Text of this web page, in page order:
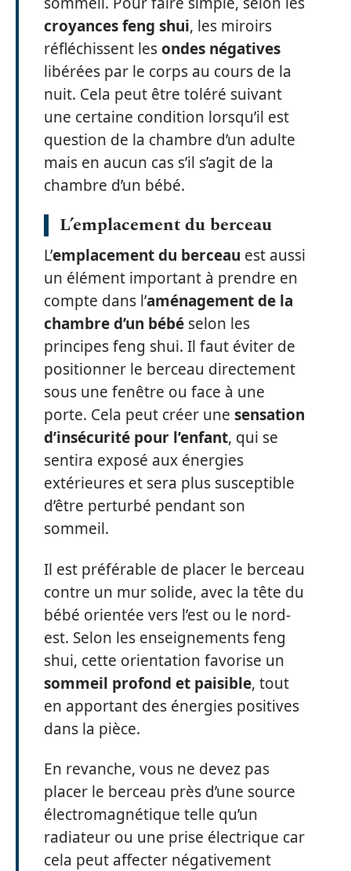
croyancesfeng shui, les miroirs
réfléchissent lesondes négatives
libérées par le corps au cours de la
nuit. Cela peut être toléré suivant
une certaine condition lorsqu’il est
question de la chambre d’un adulte
mais en aucun cas s’il s’agit de la
chambre d’un bébé.
L’emplacement du berceau
L’emplacement du berceau est aussi
un élément important à prendre en
compte dans l’aménagement de la
chambre d’un bébé selon les
principes feng shui. Il faut éviter de
positionner le berceau directement
sous une fenêtre ou face à une
porte. Cela peut créer une sensation
d’insécurité pour l’enfant, qui se
sentira exposé aux énergies
extérieures et sera plus susceptible
d’être perturbé pendant son
sommeil.
Il est préférable de placer le berceau
contre un mur solide, avec la tête du
bébé orientée vers l’est ou le nord-
est. Selon les enseignements feng
shui, cette orientation favorise un
sommeil profond et paisible, tout
en apportant des énergies positives
dans la pièce.
En revanche, vous ne devez pas
placer le berceau près d’une source
électromagnétique telle qu’un
radiateur ou une prise électrique car
cela peut affecter négativement